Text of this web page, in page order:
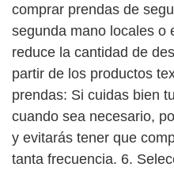
comprar prendas de
segunda mano locales o
reduce la cantidad de
partir de los productos
prendas: Si cuidas bien
cuando sea necesario,
y evitarás tener que
tanta frecuencia. 6.